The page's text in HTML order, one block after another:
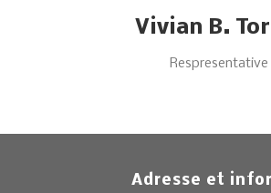
Vivian B.
Respresentative
Adresse et